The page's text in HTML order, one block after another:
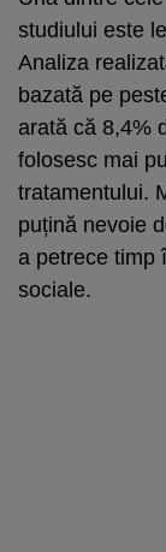
studiului este
Analiza
bazată pe
arată că 8,4%
folosesc mai
tratamentului.
puțină nevoie
a petrece timp
sociale.